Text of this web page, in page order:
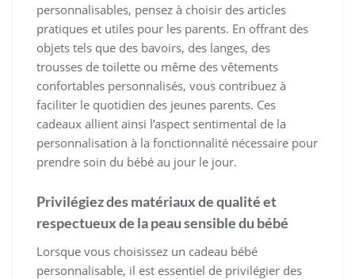
personnalisables, pensez à choisir des articles
pratiques et utiles pour les parents. En offrant des
objets tels que des bavoirs, des langes, des
trousses de toilette ou même des vêtements
confortables personnalisés, vous contribuez à
faciliter le quotidien des jeunes parents. Ces
cadeaux allient ainsi l’aspect sentimental de la
personnalisation à la fonctionnalité nécessaire pour
prendre soin du bébé au jour le jour.
Privilégiez des matériaux de qualité et
respectueux de la peau sensible du bébé
Lorsque vous choisissez un cadeau bébé
personnalisable, il est essentiel de privilégier des